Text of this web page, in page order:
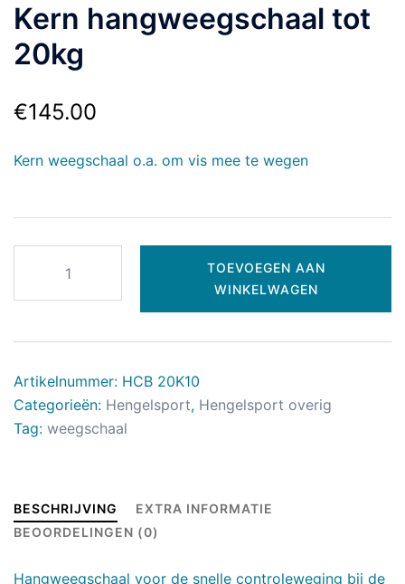
Kern hangweegschaal tot
20kg
€145.00
Kern weegschaal o.a. om vis mee te wegen
TOEVOEGEN AAN
WINKELWAGEN
Artikelnummer: HCB 20K10
Categorieën: Hengelsport, Hengelsport overig
Tag: weegschaal
BESCHRIJVING
EXTRA INFORMATIE
BEOORDELINGEN (0)
Hangweegschaal voor de snelle controleweging bij de